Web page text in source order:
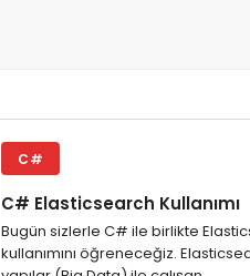
C#
C# Elasticsearch Kullanımı
Bugün sizlerle C# ile birlikte
kullanımını öğreneceğiz.